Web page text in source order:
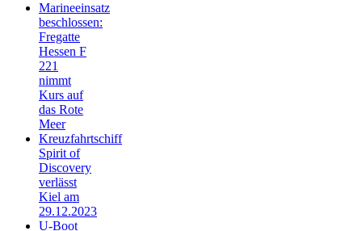
Marineeinsatz
beschlossen:
Fregatte
Hessen F
221
nimmt
Kurs auf
das Rote
Meer
Kreuzfahrtschiff
Spirit of
Discovery
verlässt
Kiel am
29.12.2023
U-Boot